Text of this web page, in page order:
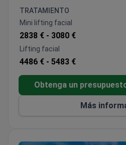
Árabe visitan la clínica con
TRATAMIENTO
Mini lifting facial
2838 € - 3080 €
Lifting facial
4486 € - 5483 €
Obtenga un
Más